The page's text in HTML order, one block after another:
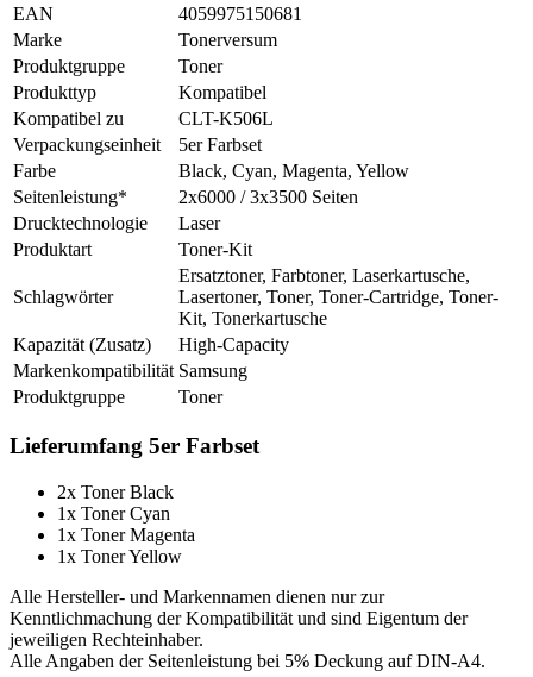
EAN
4059975150681
Marke
Tonerversum
Produktgruppe
Toner
Produkttyp
Kompatibel
Kompatibel zu
CLT-K506L
Verpackungseinheit
5er Farbset
Farbe
Black, Cyan, Magenta, Yellow
Seitenleistung*
2x6000 / 3x3500 Seiten
Drucktechnologie
Laser
Produktart
Toner-Kit
Schlagwörter
Ersatztoner, Farbtoner, Laserkartusche,
Lasertoner, Toner, Toner-Cartridge, Toner-
Kit, Tonerkartusche
Kapazität (Zusatz)
High-Capacity
Markenkompatibilität Samsung
Produktgruppe
Toner
Lieferumfang 5er Farbset
2x Toner Black
1x Toner Cyan
1x Toner Magenta
1x Toner Yellow
Alle Hersteller- und Markennamen dienen nur zur
Kenntlichmachung der Kompatibilität und sind Eigentum der
jeweiligen Rechteinhaber.
Alle Angaben der Seitenleistung bei 5% Deckung auf DIN-A4.